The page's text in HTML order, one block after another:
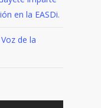
en la EASDi.
de la